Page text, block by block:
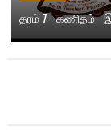
தரம் 7 - கணிதம் -